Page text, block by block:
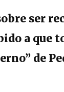
ser
a que
de